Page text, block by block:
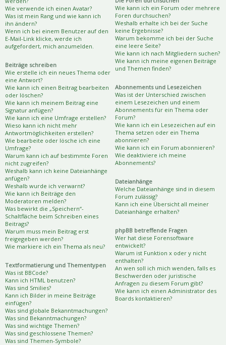
Wie verwende ich einen Avatar?
Was ist mein Rang und wie kann ich
ihn ändern?
Wenn ich bei einem Benutzer auf den
E-Mail-Link klicke, werde ich
aufgefordert, mich anzumelden.
Beiträge schreiben
Wie erstelle ich ein neues Thema oder
eine Antwort?
Wie kann ich einen Beitrag bearbeiten
oder löschen?
Wie kann ich meinem Beitrag eine
Signatur anfügen?
Wie kann ich eine Umfrage erstellen?
Wieso kann ich nicht mehr
Antwortmöglichkeiten erstellen?
Wie bearbeite oder lösche ich eine
Umfrage?
Warum kann ich auf bestimmte Foren
nicht zugreifen?
Weshalb kann ich keine Dateianhänge
anfügen?
Weshalb wurde ich verwarnt?
Wie kann ich Beiträge den
Moderatoren melden?
Was bewirkt die „Speichern“-
Schaltfläche beim Schreiben eines
Beitrags?
Warum muss mein Beitrag erst
freigegeben werden?
Wie markiere ich ein Thema als neu?
Textformatierung und Thementypen
Was ist BBCode?
Kann ich HTML benutzen?
Was sind Smilies?
Kann ich Bilder in meine Beiträge
einfügen?
Was sind globale Bekanntmachungen?
Was sind Bekanntmachungen?
Was sind wichtige Themen?
Was sind geschlossene Themen?
Was sind Themen-Symbole?
Wie kann ich ein Forum oder mehrere
Foren durchsuchen?
Weshalb erhalte ich bei der Suche
keine Ergebnisse?
Warum bekomme ich bei der Suche
eine leere Seite?
Wie kann ich nach Mitgliedern suchen?
Wie kann ich meine eigenen Beiträge
und Themen finden?
Abonnements und Lesezeichen
Was ist der Unterschied zwischen
einem Lesezeichen und einem
Abonnements für ein Thema oder
Forum?
Wie kann ich ein Lesezeichen auf ein
Thema setzen oder ein Thema
abonnieren?
Wie kann ich ein Forum abonnieren?
Wie deaktiviere ich meine
Abonnements?
Dateianhänge
Welche Dateianhänge sind in diesem
Forum zulässig?
Kann ich eine Übersicht all meiner
Dateianhänge erhalten?
phpBB betreffende Fragen
Wer hat diese Forensoftware
entwickelt?
Warum ist Funktion x oder y nicht
enthalten?
An wen soll ich mich wenden, falls es
Beschwerden oder juristische
Anfragen zu diesem Forum gibt?
Wie kann ich einen Administrator des
Boards kontaktieren?